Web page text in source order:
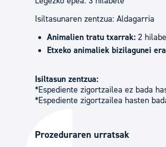
Isiltasunaren zentzua: Aldagarria
Animalien tratu txarrak: 2
Etxeko animaliek bizilagunei
Isiltasun zentzua:
*Espediente zigortzailea ez bada
*Espediente zigortzailea hasten
Prozeduraren urratsak